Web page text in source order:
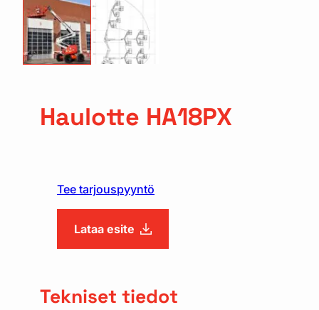
Haulotte HA18PX
Tee tarjouspyyntö
Lataa esite
Tekniset tiedot